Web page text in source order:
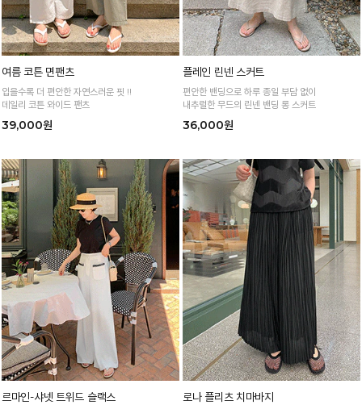
여름 코튼 면팬츠
입을수록 더 편안한 자연스러운 핏 !!
데일리 코튼 와이드 팬츠
39,000원
플레인 린넨 스커트
편안한 밴딩으로 하루 종일 부담 없이
내추럴한 무드의 린넨 밴딩 롱 스커트
36,000원
르마인-샤넷 트위드 슬랙스 로나 플리츠 치마바지